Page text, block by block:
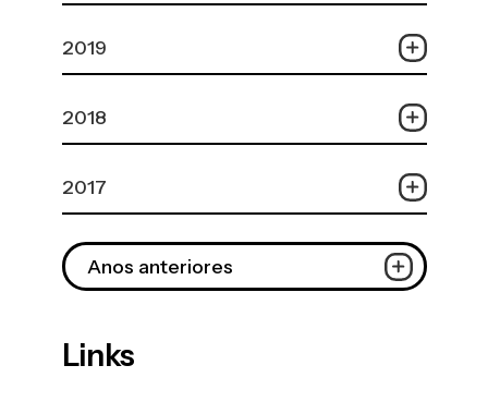
2019
2018
2017
Anos anteriores
Links